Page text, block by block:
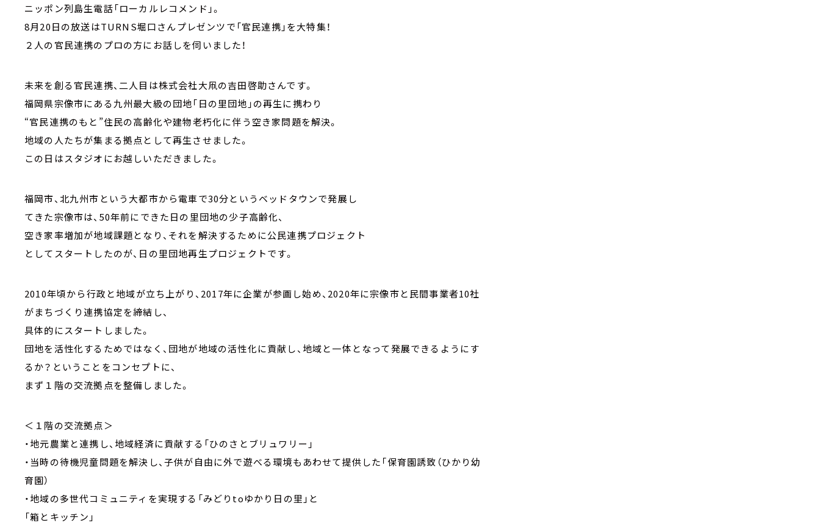
ニッポン列島生電話「ローカルレコメンド」。
8月20日の放送はTURNS堀口さんプレゼンツで「官民連携」を大特集！
２人の官民連携のプロの方にお話しを伺いました！
未来を創る官民連携、二人目は株式会社大凧の吉田啓助さんです。
福岡県宗像市にある九州最大級の団地「日の里団地」の再生に携わり
“官民連携のもと”住民の高齢化や建物老朽化に伴う空き家問題を解決。
地域の人たちが集まる拠点として再生させました。
この日はスタジオにお越しいただきました。
福岡市、北九州市という大都市から電車で30分というベッドタウンで発展し
てきた宗像市は、50年前にできた日の里団地の少子高齢化、
空き家率増加が地域課題となり、それを解決するために公民連携プロジェクト
としてスタートしたのが、日の里団地再生プロジェクトです。
2010年頃から行政と地域が立ち上がり、2017年に企業が参画し始め、2020年に宗像市と民間事業者10社
がまちづくり連携協定を締結し、
具体的にスタートしました。
団地を活性化するためではなく、団地が地域の活性化に貢献し、地域と一体となって発展できるようにす
るか？ということをコンセプトに、
まず１階の交流拠点を整備しました。
＜１階の交流拠点＞
・地元農業と連携し、地域経済に貢献する「ひのさとブリュワリー」
・当時の待機児童問題を解決し、子供が自由に外で遊べる環境もあわせて提供した「保育園誘致（ひかり幼
育園）
・地域の多世代コミュニティを実現する「みどりtoゆかり日の里」と
「箱とキッチン」